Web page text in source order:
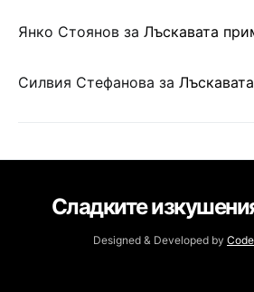
Янко Стоянов за Лъскавата
Силвия Стефанова за
Сладките
Designed & Developed by